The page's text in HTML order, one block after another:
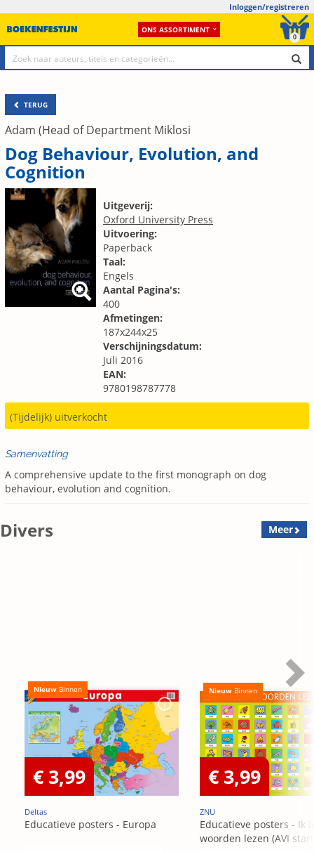
Inloggen/registreren
ONS ASSORTIMENT
0
TERUG
Adam (Head of Department Miklosi
Dog Behaviour, Evolution, and
Cognition
Uitgeverij:
Oxford University Press
Uitvoering:
Paperback
Taal:
Engels
Aantal Pagina's:
400
Afmetingen:
187x244x25
Verschijningsdatum:
Juli 2016
EAN:
9780198787778
(Tijdelijk) uitverkocht
Samenvatting
A comprehensive update to the first monograph on dog
behaviour, evolution and cognition.
Divers Meer
Nieuw Binnen
€ 3,99
Deltas
Educatieve posters - Europa
Nieuw Binnen
€ 3,99
ZNU
Educatieve posters - Ik
woorden lezen (AVI